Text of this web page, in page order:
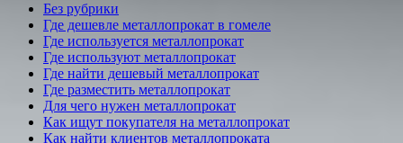
Без рубрики
Где дешевле металлопрокат в гомеле
Где используется металлопрокат
Где используют металлопрокат
Где найти дешевый металлопрокат
Где разместить металлопрокат
Для чего нужен металлопрокат
Как ищут покупателя на металлопрокат
Как найти клиентов металлопроката